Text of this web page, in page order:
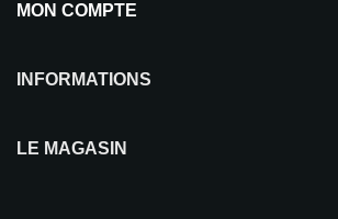
MON COMPTE
INFORMATIONS
LE MAGASIN